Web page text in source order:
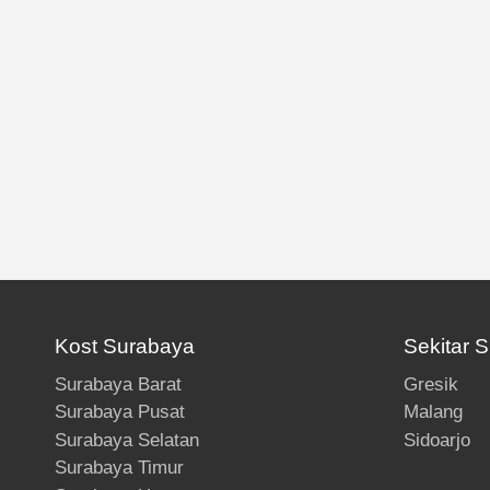
Kost Surabaya
Surabaya Barat
Surabaya Pusat
Surabaya Selatan
Surabaya Timur
Sekitar
Gresik
Malang
Sidoarjo